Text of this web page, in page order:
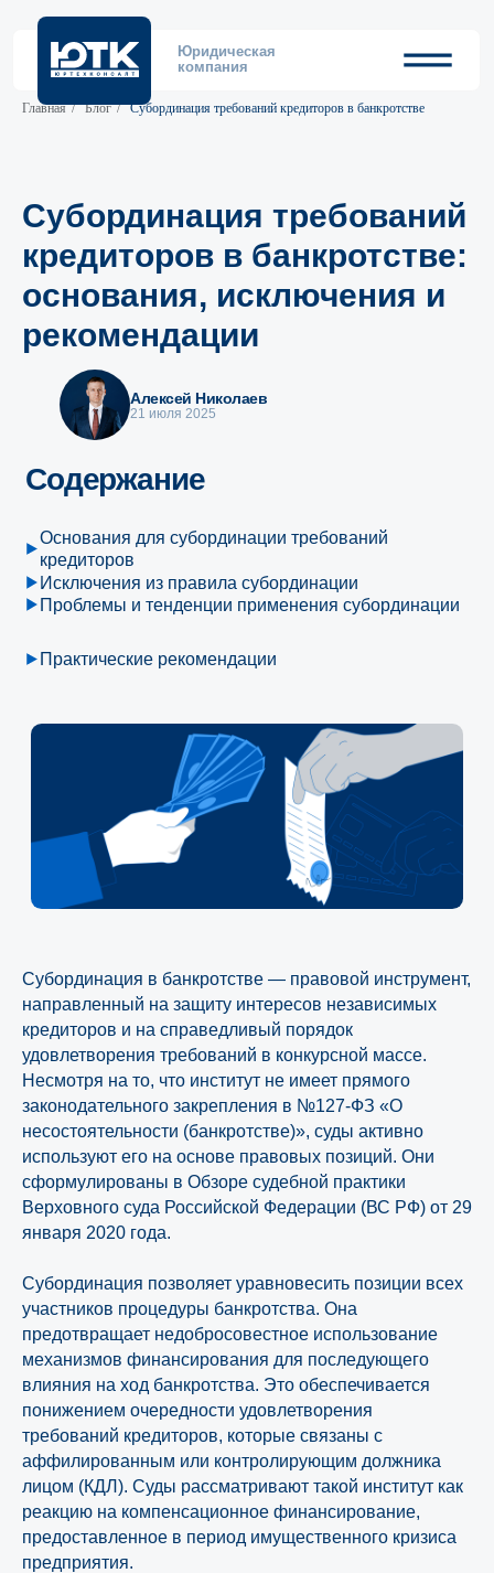
Юридическая
компания
Главная / Блог / Субординация требований кредиторов в банкротстве
Субординация требований
кредиторов в банкротстве:
основания, исключения и
рекомендации
Алексей Николаев
21 июля 2025
Содержание
Основания для субординации требований
кредиторов
Проблемы и тенденции применения субординации
Практические рекомендации
Субординация в банкротстве — правовой инструмент,
направленный на защиту интересов независимых
кредиторов и на справедливый порядок
удовлетворения требований в конкурсной массе.
Несмотря на то, что институт не имеет прямого
законодательного закрепления в №127-ФЗ «О
несостоятельности (банкротстве)», суды активно
используют его на основе правовых позиций. Они
сформулированы в Обзоре судебной практики
Верховного суда Российской Федерации (ВС РФ) от 29
января 2020 года.
Субординация позволяет уравновесить позиции всех
участников процедуры банкротства. Она
предотвращает недобросовестное использование
механизмов финансирования для последующего
влияния на ход банкротства. Это обеспечивается
понижением очередности удовлетворения
требований кредиторов, которые связаны с
аффилированным или контролирующим должника
лицом (КДЛ). Суды рассматривают такой институт как
реакцию на компенсационное финансирование,
предоставленное в период имущественного кризиса
предприятия.